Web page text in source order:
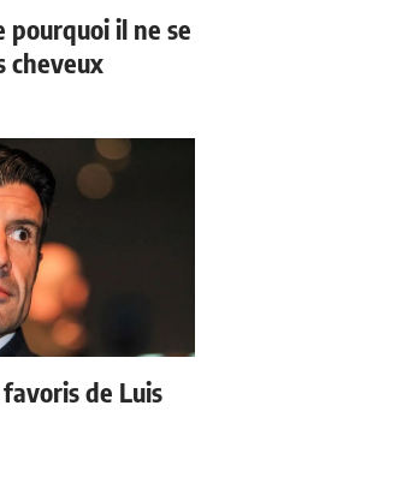
pourquoi il ne se
cheveux
de Luis